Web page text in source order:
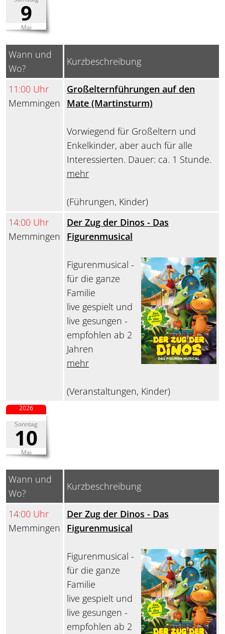
9
Mai
Wann und
Wo?
Kurzbeschreibung
11:00 Uhr
Memmingen
Großelternführungen auf den
Mate (Martinsturm)
Vorwiegend für Großeltern und
Enkelkinder, aber auch für alle
Interessierten. Dauer: ca. 1 Stunde.
mehr
(Führungen, Kinder)
14:00 Uhr
Memmingen
Der Zug der Dinos - Das
Figurenmusical
Figurenmusical -
für die ganze
Familie
live gespielt und
live gesungen -
empfohlen ab 2
Jahren
mehr
(Veranstaltungen, Kinder)
Sonntag
10
Mai
2026
Wann und
Wo?
Kurzbeschreibung
14:00 Uhr
Memmingen
Der Zug der Dinos - Das
Figurenmusical
Figurenmusical -
für die ganze
Familie
live gespielt und
live gesungen -
empfohlen ab 2